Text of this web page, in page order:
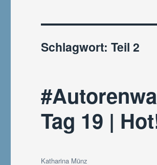
Schlagwort:Teil 2
Tag 19 |
Autor
Katharina Münz